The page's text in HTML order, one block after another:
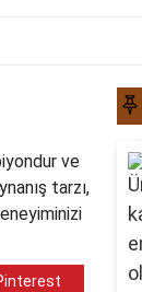
ve
tarzı,